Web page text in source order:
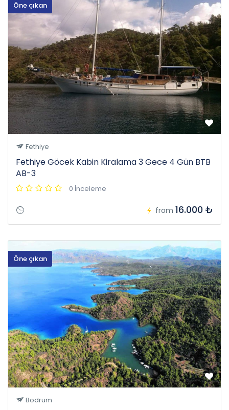
Öne çıkan
Fethiye
Fethiye Göcek Kabin Kiralama 3 Gece 4 Gün BTB
AB-3
0 İnceleme
from 16.000 ₺
Öne çıkan
Bodrum